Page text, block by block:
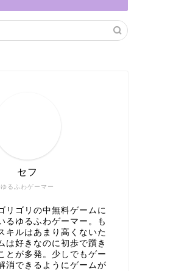
ゆるふわゲーマー
セフ
リゴリの中無料ゲームに
るゆるふわゲーマー。も
キルはあまり高くないた
は好きなのに初歩で躓き
とが多発。少しでもゲー
消できるようにゲームが